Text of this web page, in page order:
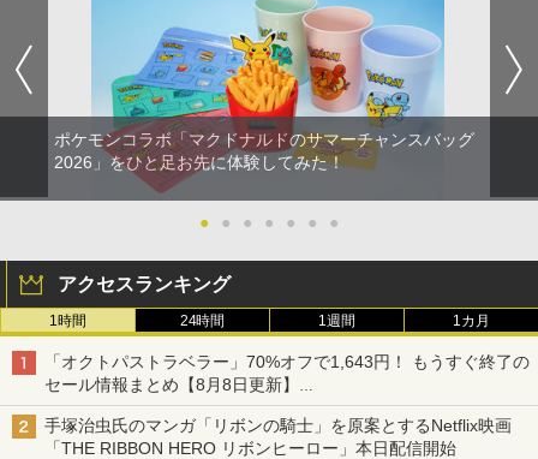
ポケモンコラボ「マクドナルドのサマーチャンスバッグ
2026」をひと足お先に体験してみた！
● ● ● ● ● ● ●
アクセスランキング
1時間 24時間 1週間 1カ月
「オクトパストラベラー」70%オフで1,643円！ もうすぐ終了の
セール情報まとめ【8月8日更新】
ニンテンドーeショップでは「大神 絶景版」が67%オフで990円
手塚治虫氏のマンガ「リボンの騎士」を原案とするNetflix映画
「THE RIBBON HERO リボンヒーロー」本日配信開始